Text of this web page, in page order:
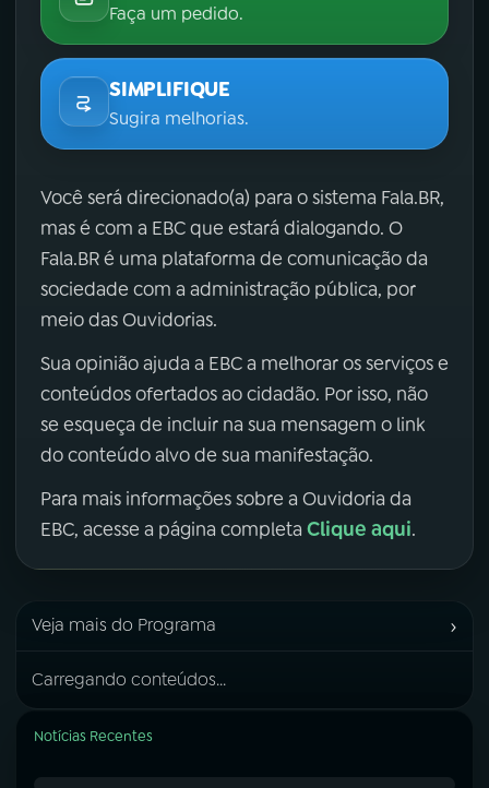
Faça um pedido.
SIMPLIFIQUE
Sugira melhorias.
Você será direcionado(a) para o sistema Fala.BR,
mas é com a EBC que estará dialogando. O
Fala.BR é uma plataforma de comunicação da
sociedade com a administração pública, por
meio das Ouvidorias.
Sua opinião ajuda a EBC a melhorar os serviços e
conteúdos ofertados ao cidadão. Por isso, não
se esqueça de incluir na sua mensagem o link
do conteúdo alvo de sua manifestação.
Para mais informações sobre a Ouvidoria da
EBC, acesse a página completa Clique aqui.
Veja mais do Programa ›
Carregando conteúdos...
Notícias Recentes